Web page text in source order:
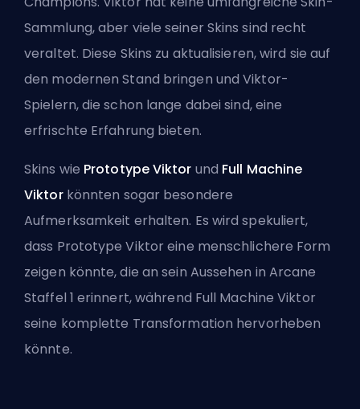
Sammlung, aber viele seiner Skins sind recht
veraltet. Diese Skins zu aktualisieren, wird sie auf
den modernen Stand bringen und Viktor-
Spielern, die schon lange dabei sind, eine
erfrischte Erfahrung bieten.
Skins wie Prototype Viktor und Full Machine
Viktorkönnten sogar besondere
Aufmerksamkeit erhalten. Es wird spekuliert,
dass Prototype Viktor eine menschlichere Form
zeigen könnte, die an sein Aussehen in Arcane
Staffel 1 erinnert, während Full Machine Viktor
seine komplette Transformation hervorheben
könnte.